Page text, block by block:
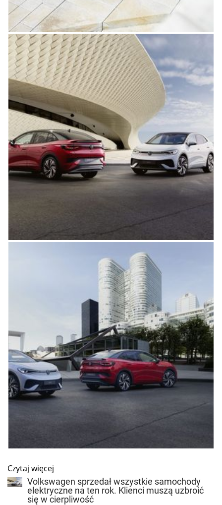
Czytaj więcej
Volkswagen sprzedał wszystkie samochody
elektryczne na ten rok. Klienci muszą uzbroić
się w cierpliwość